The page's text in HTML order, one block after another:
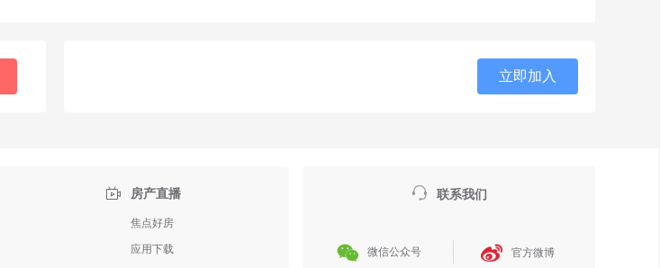
立即加入
 房产直播
焦点好房
应用下载
 联系我们
 微信公众号  官方微博